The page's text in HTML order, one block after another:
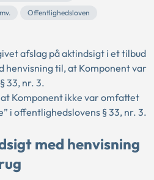
Offentlighedsloven
afslag på aktindsigt i et tilbud
henvisning til, at Komponent var
33, nr. 3.
Komponent ikke var omfattet
i offentlighedslovens § 33, nr. 3.
med henvisning